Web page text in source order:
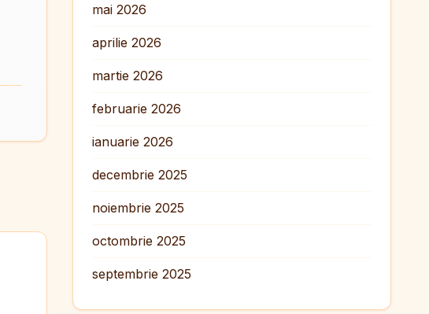
mai 2026
aprilie 2026
martie 2026
februarie 2026
ianuarie 2026
decembrie 2025
noiembrie 2025
octombrie 2025
septembrie 2025